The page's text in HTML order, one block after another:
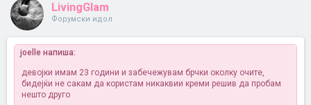
LivingGlam
Форумски идол
joelle напиша:
девојки имам 23 години и забечежувам брчки околку очите,
бидејќи не сакам да користам никаквии креми решив да пробам
нешто друго